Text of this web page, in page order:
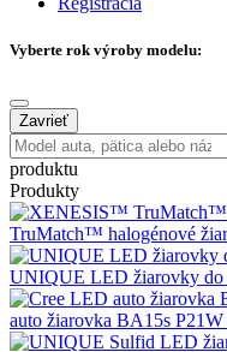
Vyberte rok výroby modelu:
Zavrieť
produktu
Produkty
TruMatch™ halogénové
UNIQUE LED žiarovky do
auto žiarovka BA15s P21W